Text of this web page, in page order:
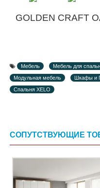
GOLDEN CRAFT
Мебель Мебель для
Модульная мебель
Шкафы и
Спальня XELO
СОПУТСТВУЮЩИЕ